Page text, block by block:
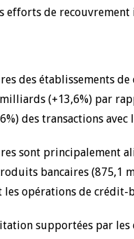
efforts de
des établissements
(+13,6%) par
des transactions avec
sont principalement
bancaires (875,1
les opérations de crédit-
supportées par